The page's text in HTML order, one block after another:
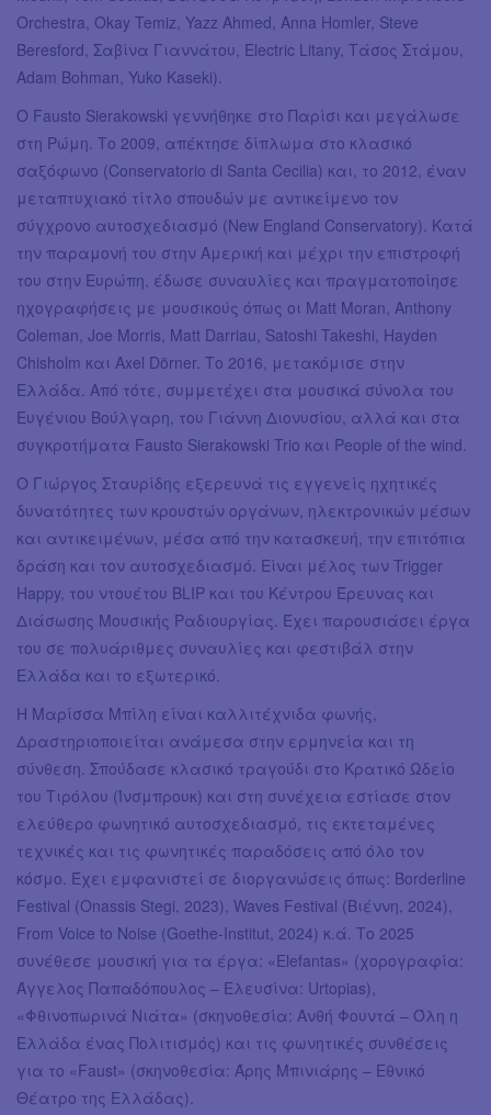
Orchestra, Okay Temiz, Yazz Ahmed, Anna Homler, Steve
Beresford, Σαβίνα Γιαννάτου, Electric Litany, Τάσος Στάμου,
Adam Bohman, Yuko Kaseki).
Ο Fausto Sierakowski γεννήθηκε στο Παρίσι και μεγάλωσε
στη Ρώμη. Το 2009, απέκτησε δίπλωμα στο κλασικό
σαξόφωνο (Conservatorio di Santa Cecilia) και, το 2012, έναν
μεταπτυχιακό τίτλο σπουδών με αντικείμενο τον
σύγχρονο αυτοσχεδιασμό (New England Conservatory). Κατά
την παραμονή του στην Αμερική και μέχρι την επιστροφή
του στην Ευρώπη, έδωσε συναυλίες και πραγματοποίησε
ηχογραφήσεις με μουσικούς όπως οι Matt Moran, Anthony
Coleman, Joe Morris, Matt Darriau, Satoshi Takeshi, Hayden
Chisholm και Axel Dörner. Το 2016, μετακόμισε στην
Ελλάδα. Από τότε, συμμετέχει στα μουσικά σύνολα του
Ευγένιου Βούλγαρη, του Γιάννη Διονυσίου, αλλά και στα
συγκροτήματα Fausto Sierakowski Trio και People of the wind.
Ο Γιώργος Σταυρίδης εξερευνά τις εγγενείς ηχητικές
δυνατότητες των κρουστών οργάνων, ηλεκτρονικών μέσων
και αντικειμένων, μέσα από την κατασκευή, την επιτόπια
δράση και τον αυτοσχεδιασμό. Είναι μέλος των Trigger
Happy, του ντουέτου BLIP και του Κέντρου Έρευνας και
Διάσωσης Μουσικής Ραδιουργίας. Έχει παρουσιάσει έργα
του σε πολυάριθμες συναυλίες και φεστιβάλ στην
Ελλάδα και το εξωτερικό.
Η Μαρίσσα Μπίλη είναι καλλιτέχνιδα φωνής,
Δραστηριοποιείται ανάμεσα στην ερμηνεία και τη
σύνθεση. Σπούδασε κλασικό τραγούδι στο Κρατικό Ωδείο
του Τιρόλου (Ίνσμπρουκ) και στη συνέχεια εστίασε στον
ελεύθερο φωνητικό αυτοσχεδιασμό, τις εκτεταμένες
τεχνικές και τις φωνητικές παραδόσεις από όλο τον
κόσμο. Έχει εμφανιστεί σε διοργανώσεις όπως: Borderline
Festival (Onassis Stegi, 2023), Waves Festival (Βιέννη, 2024),
From Voice to Noise (Goethe-Institut, 2024) κ.ά. Το 2025
συνέθεσε μουσική για τα έργα: «Elefantas» (χορογραφία:
Άγγελος Παπαδόπουλος – Ελευσίνα: Urtopias),
«Φθινοπωρινά Νιάτα» (σκηνοθεσία: Ανθή Φουντά – Όλη η
Ελλάδα ένας Πολιτισμός) και τις φωνητικές συνθέσεις
για το «Faust» (σκηνοθεσία: Άρης Μπινιάρης – Εθνικό
Θέατρο της Ελλάδας).